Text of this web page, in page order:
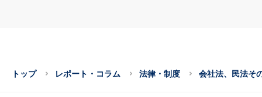
トップ レポート・コラム 法律・制度 会社法、民法そ